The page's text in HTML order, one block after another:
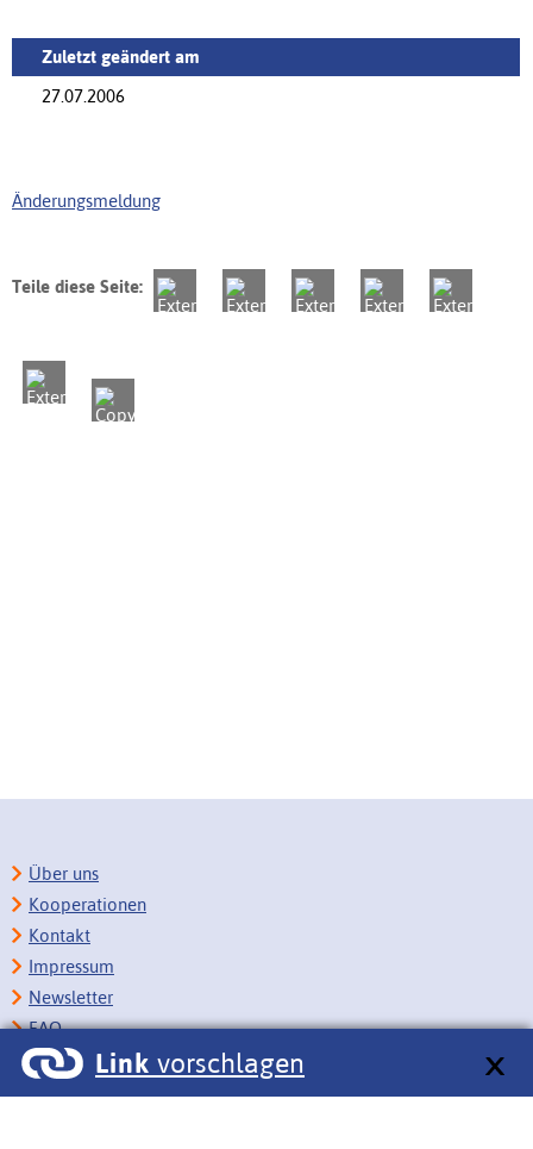
Zuletzt geändert am
27.07.2006
Änderungsmeldung
Teile diese Seite:
Link vorschlagen
Über uns
Kooperationen
Kontakt
Impressum
Newsletter
FAQ
Copyright